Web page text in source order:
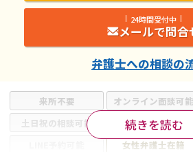
来所不要 オンライン面談可能
土日祝の相談可能
19時以降電話可能
女性弁護士在籍
続きを読む
24時間受付中
メールで問合
弁護士への相談の